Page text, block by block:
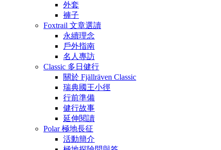
外套
褲子
Foxtrail 文章選讀
永續理念
戶外指南
名人專訪
Classic 多日健行
關於 Fjällräven Classic
瑞典國王小徑
行前準備
健行故事
延伸閱讀
Polar 極地長征
活動簡介